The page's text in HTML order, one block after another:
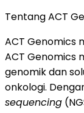
Tentang ACT
ACT Genomics
ACT Genomics
genomik dan
onkologi.
sequencing